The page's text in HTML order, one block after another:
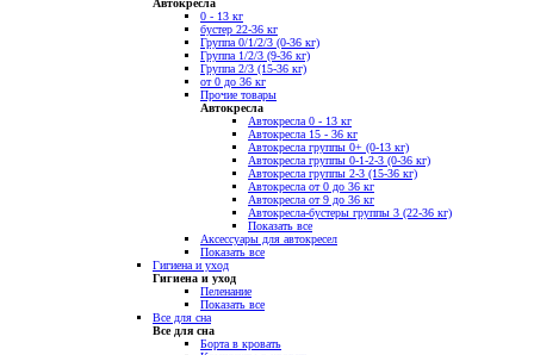
Автокресла
0 - 13 кг
бустер 22-36 кг
Группа 0/1/2/3 (0-36 кг)
Группа 1/2/3 (9-36 кг)
Группа 2/3 (15-36 кг)
от 0 до 36 кг
Прочие товары
Автокресла
Автокресла 0 - 13 кг
Автокресла 15 - 36 кг
Автокресла группы 0+ (0-13 кг)
Автокресла группы 0-1-2-3 (0-36 кг)
Автокресла группы 2-3 (15-36 кг)
Автокресла от 0 до 36 кг
Автокресла от 9 до 36 кг
Автокресла-бустеры группы 3 (22-36 кг)
Показать все
Аксессуары для автокресел
Показать все
Гигиена и уход
Гигиена и уход
Пеленание
Показать все
Все для сна
Все для сна
Борта в кровать